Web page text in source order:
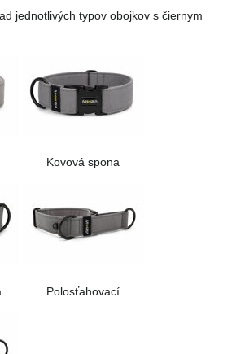
jednotlivých typov obojkov s čiernym
Kovová spona
Polosťahovací